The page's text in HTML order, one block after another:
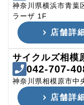
神奈川県横浜市青葉
ラーザ 1F
店舗詳細
サイクルズ相模
042-707-
神奈川県相模原市中
店舗詳細